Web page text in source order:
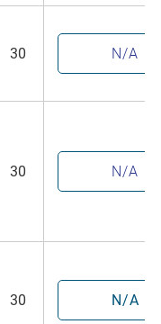
30 N/A
30 N/A
30 N/A